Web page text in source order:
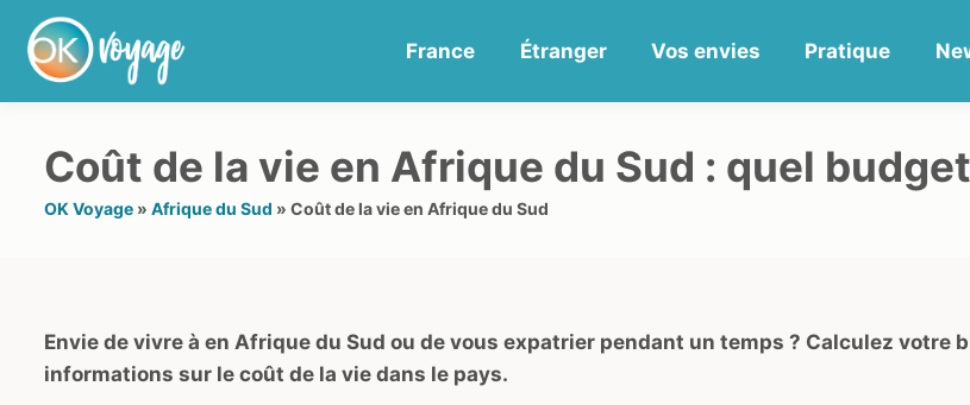
France Étranger Vos envies Pratique
Coût de la vie en Afrique du Sud : quel
OK Voyage » Afrique du Sud » Coût de la vie en Afrique du Sud
Envie de vivre à en Afrique du Sud ou de vous expatrier pendant un temps ? Calculez votre
informations sur le coût de la vie dans le pays.